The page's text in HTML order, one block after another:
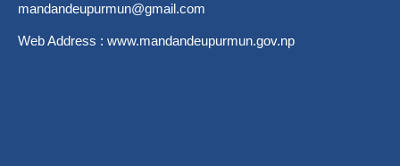
mandandeupurmun@gmail.com
Web Address : www.mandandeupurmun.gov.np